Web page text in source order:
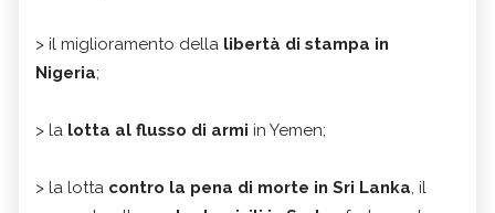
> il miglioramento della libertà di stampa in
Nigeria;
> la lotta al flusso di armi in Yemen;
> la lotta contro la pena di morte in Sri Lanka, il